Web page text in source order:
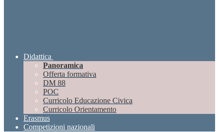
Didattica
Panoramica
Offerta formativa
DM 88
POC
Curricolo Educazione Civica
Curricolo Orientamento
Erasmus
Competizioni nazionali